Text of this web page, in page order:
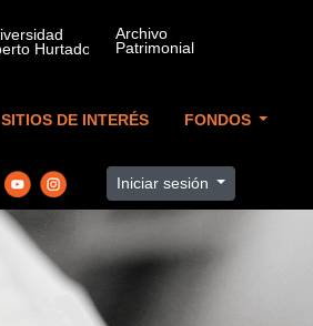
SITIOS DE INTERÉS FONDOS
Iniciar sesión